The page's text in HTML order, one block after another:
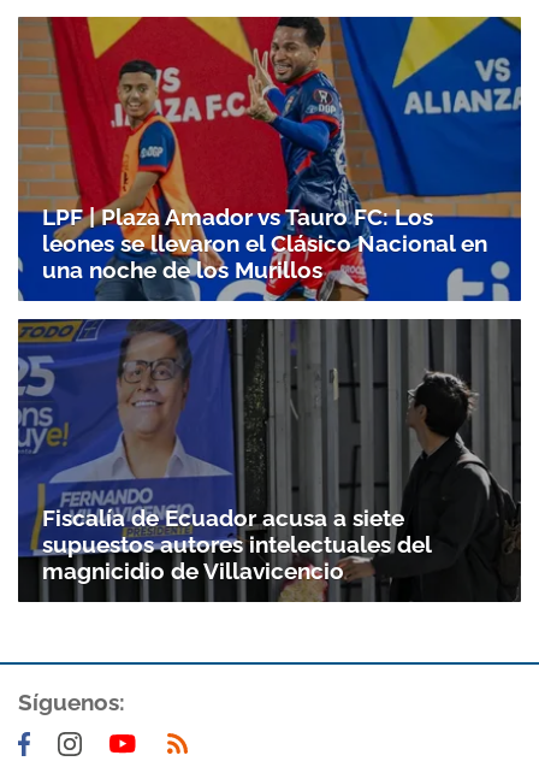
LPF | Plaza Amador vs Tauro FC: Los
leones se llevaron el Clásico Nacional en
una noche de los Murillos
Fiscalía de Ecuador acusa a siete
supuestos autores intelectuales del
magnicidio de Villavicencio
Síguenos: